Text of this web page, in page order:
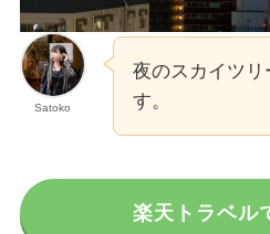
Satoko
夜のスカイツ
す。
楽天トラベル